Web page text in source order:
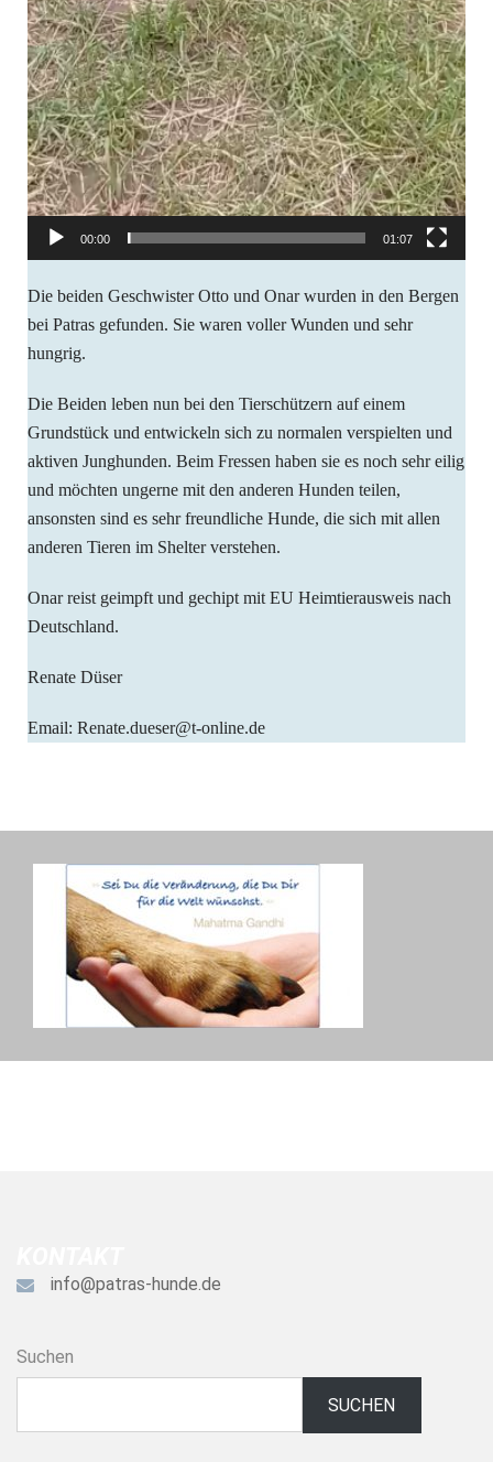
00:00 01:07
Die beiden Geschwister Otto und Onar wurden in den Bergen
bei Patras gefunden. Sie waren voller Wunden und sehr
hungrig.
Die Beiden leben nun bei den Tierschützern auf einem
Grundstück und entwickeln sich zu normalen verspielten und
aktiven Junghunden. Beim Fressen haben sie es noch sehr eilig
und möchten ungerne mit den anderen Hunden teilen,
ansonsten sind es sehr freundliche Hunde, die sich mit allen
anderen Tieren im Shelter verstehen.
Onar reist geimpft und gechipt mit EU Heimtierausweis nach
Deutschland.
Renate Düser
Email: Renate.dueser@t-online.de
info@patras-hunde.de
Suchen
SUCHEN